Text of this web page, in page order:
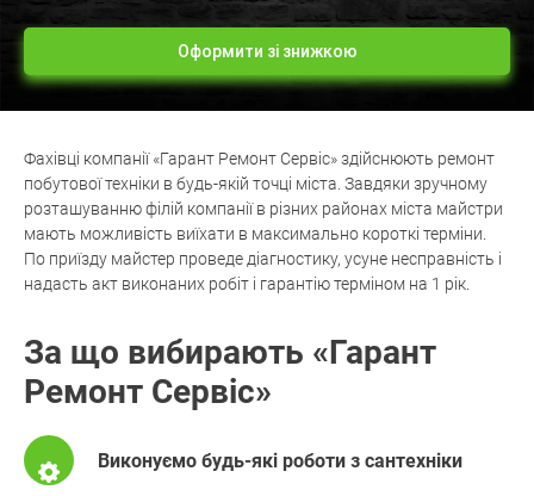
Оформити зі знижкою
Фахівці компанії «Гарант Ремонт Сервіс» здійснюють ремонт
побутової техніки в будь-якій точці міста. Завдяки зручному
розташуванню філій компанії в різних районах міста майстри
мають можливість виїхати в максимально короткі терміни.
По приїзду майстер проведе діагностику, усуне несправність і
надасть акт виконаних робіт і гарантію терміном на 1 рік.
За що вибирають «Гарант
Ремонт Сервіс»
Виконуємо будь-які роботи з сантехніки